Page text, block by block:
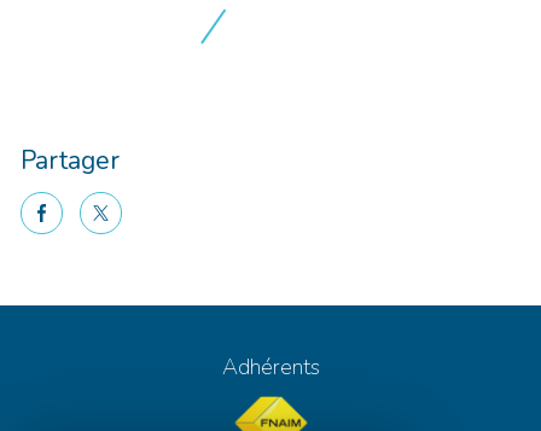
Partager
facebooktwitter
Adhérents